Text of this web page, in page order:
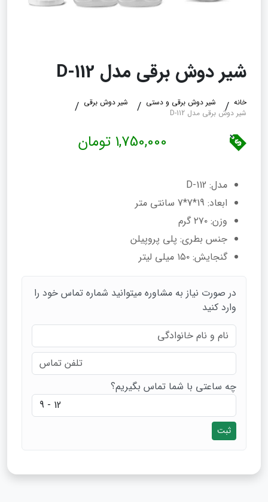
شیر دوش برقی مدل D-112
خانه شیر دوش برقی و دستی
شیر دوش برقی
شیر دوش برقی مدل D-112
1,750,000 تومان
مدل: D-112
ابعاد: 19*7*7 سانتی متر
وزن: ۲۷۰ گرم
جنس بطری: پلی‌ پروپیلن
گنجایش: ۱۵۰ میلی لیتر
در صورت نیاز به مشاوره میتوانید شماره تماس خود را
وارد کنید
چه ساعتی با شما تماس بگیریم؟
ثبت